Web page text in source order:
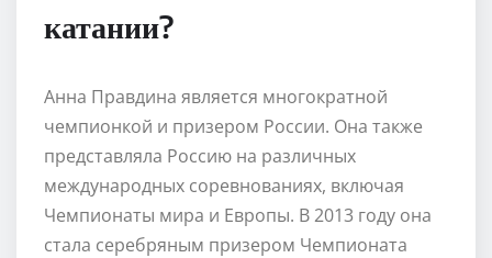
катании?
Анна Правдина является многократной
чемпионкой и призером России. Она также
представляла Россию на различных
международных соревнованиях, включая
Чемпионаты мира и Европы. В 2013 году она
стала серебряным призером Чемпионата